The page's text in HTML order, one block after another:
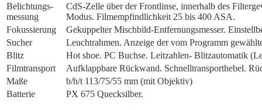
Belichtungs­
messung
CdS-Zelle über der Frontlinse, innerhalb des
Modus. Filmempfindlichkeit 25 bis 400 ASA.
Fokussierung
Gekuppelter Mischbild-Entfernungsmesser.
Sucher
Leuchtrahmen. Anzeige der vom Programm
Blitz
Hot shoe. PC Buchse. Leitzahlen- Blitzautomatik
Film­transport
Aufklappbare Rückwand. Schnelltransporthebel.
Maße
b/h/t 113/75/55 mm (mit Objektiv)
Batterie
PX 675 Quecksilber.